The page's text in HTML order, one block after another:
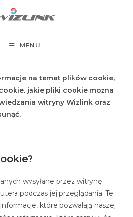
MENU
na temat plików cookie,
jakie pliki cookie można
witryny Wizlink oraz
wysyłane przez witrynę
podczas jej przeglądania. Te
które pozwalają naszej